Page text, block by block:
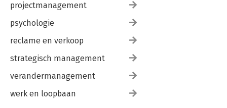
projectmanagement
psychologie
reclame en verkoop
strategisch management
verandermanagement
werk en loopbaan